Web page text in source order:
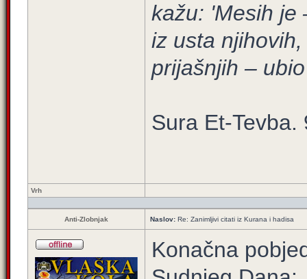
kažu: 'Mesih je
iz usta
prijašnjih –
Sura Et-Tevba.
Vrh
Anti-Zlobnjak Naslov: Re: Zanimljivi citati iz Kurana i hadisa
Konačna